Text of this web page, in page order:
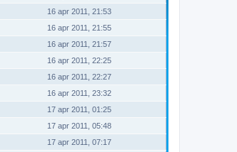
16 apr 2011, 21:53
16 apr 2011, 21:55
16 apr 2011, 21:57
16 apr 2011, 22:25
16 apr 2011, 22:27
16 apr 2011, 23:32
17 apr 2011, 01:25
17 apr 2011, 05:48
17 apr 2011, 07:17